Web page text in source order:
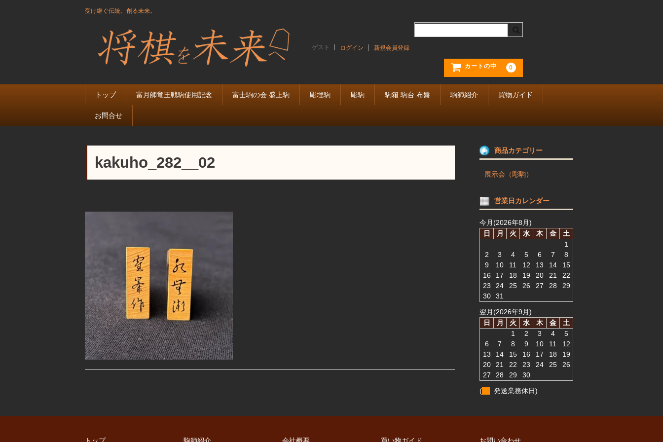
受け継ぐ伝統。創る未来。
ゲスト ログイン 新規会員登録
カートの中 0
トップ 富月師竜王戦駒使用記念 富士駒の会 盛上駒 彫埋駒 彫駒 駒箱 駒台 布盤 駒師紹介 買物ガイド
お問合せ
kakuho_282__02
商品カテゴリー
展示会（彫駒）
営業日カレンダー
今月(2026年8月)
日
月 火 水 木 金
土
1
2
3 4 5 6 7
8
9
10 11 12 13 14
15
16
17 18 19 20 21
22
23
24 25 26 27 28
29
30
31
翌月(2026年9月)
日
月 火 水 木 金
土
1
2 3 4
5
6
7 8 9 10 11
12
13
14 15 16 17 18
19
20
21 22 23 24 25
26
27
28 29
30
(
発送業務休日)
トップ 駒師紹介 会社概要 買い物ガイド お問い合わせ